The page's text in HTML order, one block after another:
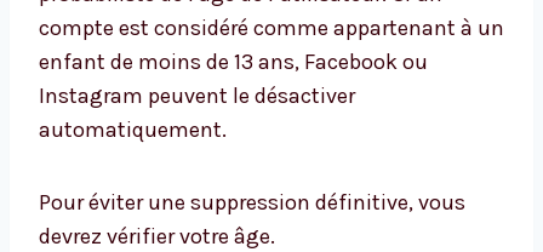
compte est considéré comme appartenant à un
enfant de moins de 13 ans, Facebook ou
Instagram peuvent le désactiver
automatiquement.
Pour éviter une suppression définitive, vous
devrez vérifier votre âge.